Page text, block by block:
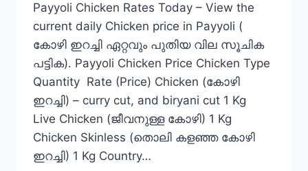
Payyoli Chicken Rates Today – View the
current daily Chicken price in Payyoli (
കോഴി ഇറച്ചി ഏറ്റവും പുതിയ വില സൂചിക
പട്ടിക). Payyoli Chicken Price Chicken Type
Quantity Rate (Price) Chicken (കോഴി
ഇറച്ചി) – curry cut, and biryani cut 1 Kg
Live Chicken (ജീവനുള്ള കോഴി) 1 Kg
Chicken Skinless (തൊലി കളഞ്ഞ കോഴി
ഇറച്ചി) 1 Kg Country…